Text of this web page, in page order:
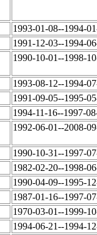
1993-01-08--1994-
1991-12-03--1994-
1990-10-01--1998-
1993-08-12--1994-
1991-09-05--1995-
1994-11-16--1997-
1992-06-01--2008-
1990-10-31--1997-
1982-02-20--1998-
1990-04-09--1995-
1987-01-16--1997-
1970-03-01--1999-
1994-06-21--1994-